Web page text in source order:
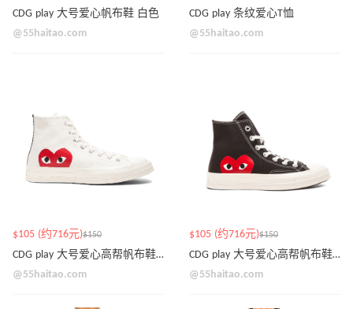
CDG play 大号爱心帆布鞋 白色
@55haitao.com
CDG play 条纹爱心T恤
@55haitao.com
$105 (约716元)$150
CDG play 大号爱心高帮帆布鞋 白色
@55haitao.com
$105 (约716元)$150
CDG play 大号爱心高帮帆布鞋 黑色
@55haitao.com